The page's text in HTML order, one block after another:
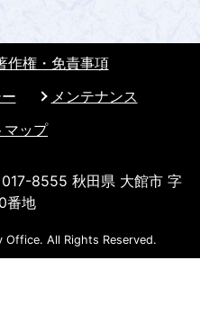
作権・免責事項
メンテナンス
マップ
8555 秋田県 大館市 字
番地
All Rights Reserved.